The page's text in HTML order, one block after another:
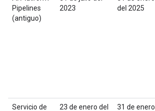
Pipelines
(antiguo)
2023
del 2025
Servicio de
23 de enero del
31 de enero